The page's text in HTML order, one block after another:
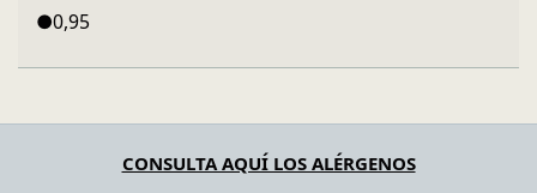
●0,95
CONSULTA AQUÍ LOS ALÉRGENOS